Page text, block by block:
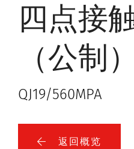
四点接
（公制）
QJ19/560MPA
返回概览